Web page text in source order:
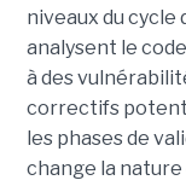
niveaux du cycle
analysent le
à des
correctifs
les phases de
change la